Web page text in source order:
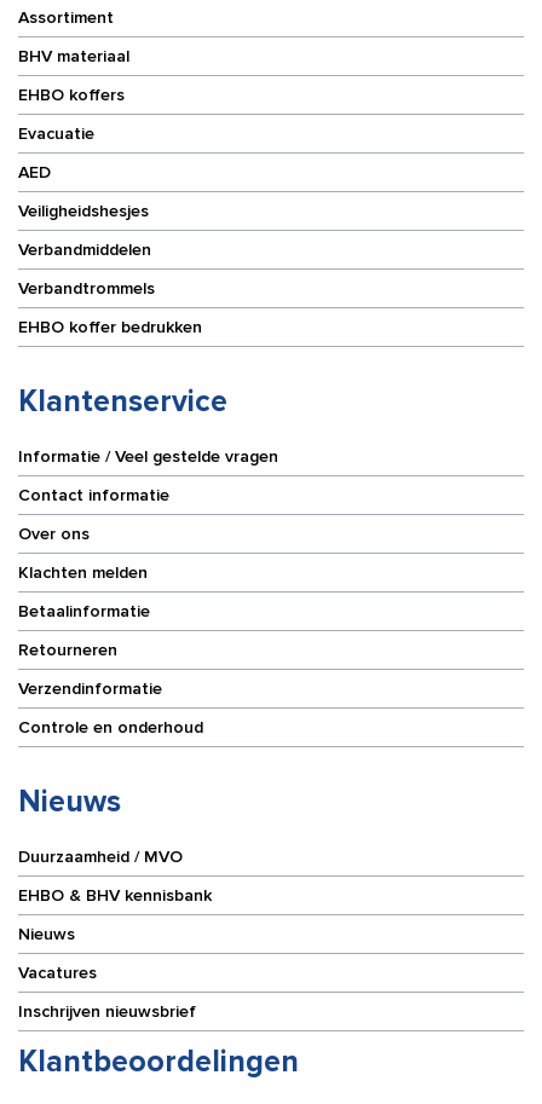
Assortiment
BHV materiaal
EHBO koffers
Evacuatie
AED
Veiligheidshesjes
Verbandmiddelen
Verbandtrommels
EHBO koffer bedrukken
Klantenservice
Informatie / Veel gestelde vragen
Contact informatie
Over ons
Klachten melden
Betaalinformatie
Retourneren
Verzendinformatie
Controle en onderhoud
Nieuws
Duurzaamheid / MVO
EHBO & BHV kennisbank
Nieuws
Vacatures
Inschrijven nieuwsbrief
Klantbeoordelingen